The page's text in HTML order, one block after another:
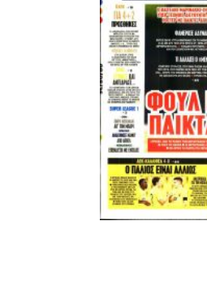
ΑΜΠΑΛΑΕΑ, ΜΑΚΕΔΟΝΕΣ,